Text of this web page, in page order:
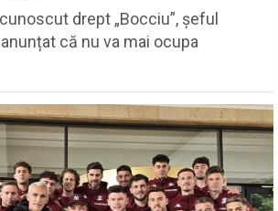
drept „Bocciu”, șeful
că nu va mai ocupa